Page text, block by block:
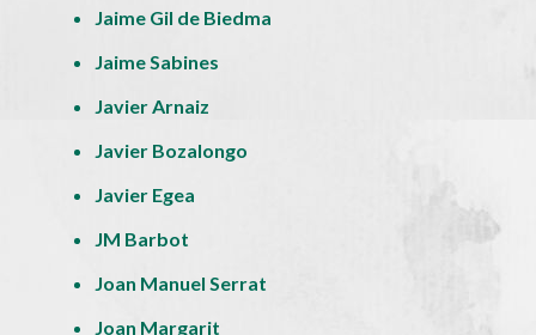
Jaime Gil de Biedma
Jaime Sabines
Javier Arnaiz
Javier Bozalongo
Javier Egea
JM Barbot
Joan Manuel Serrat
Joan Margarit